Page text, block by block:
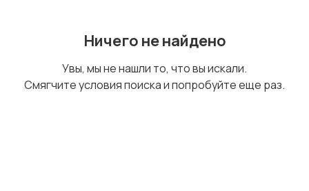
Ничего не найдено
Увы, мы не нашли то, что вы искали.
Смягчите условия поиска и попробуйте еще раз.